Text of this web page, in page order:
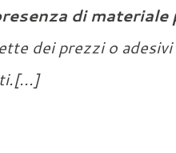
di
dei prezzi o